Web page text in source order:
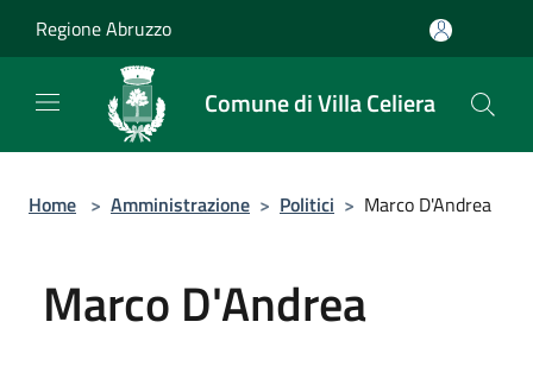
Regione Abruzzo
Comune di Villa Celiera
Home > Amministrazione > Politici > Marco D'Andrea
Marco D'Andrea